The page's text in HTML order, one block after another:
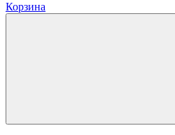
Корзина